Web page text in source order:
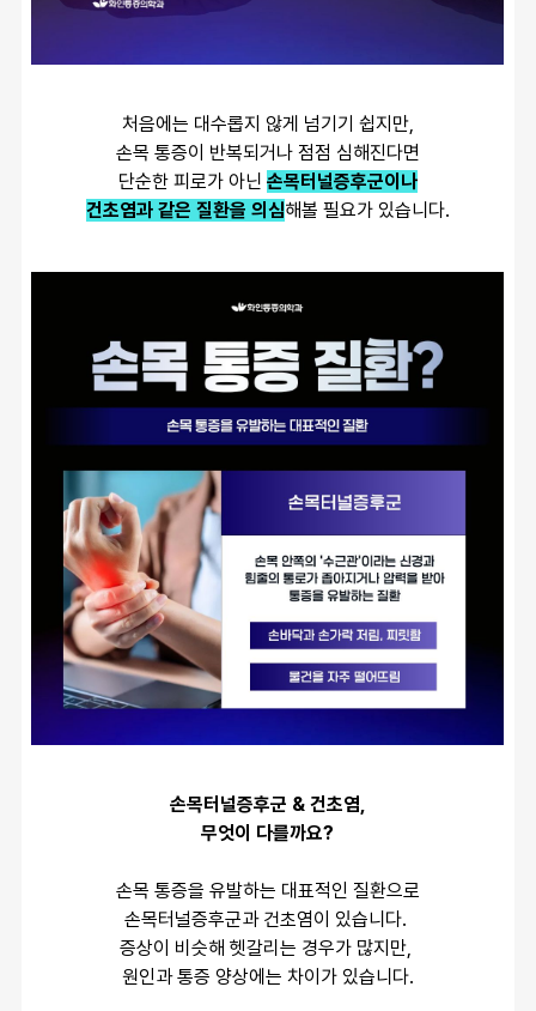
처음에는 대수롭지 않게 넘기기 쉽지만,
손목 통증이 반복되거나 점점 심해진다면
단순한 피로가 아닌 손목터널증후군이나
건초염과 같은 질환을 의심해볼 필요가 있습니다.
손목터널증후군 & 건초염,
무엇이 다를까요?
손목 통증을 유발하는 대표적인 질환으로
손목터널증후군과 건초염이 있습니다.
증상이 비슷해 헷갈리는 경우가 많지만,
원인과 통증 양상에는 차이가 있습니다.